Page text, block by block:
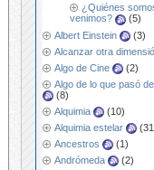
¿Quiénes
venimos?
(5)
Albert Einstein
(3)
Alcanzar otra
Algo de Cine
(2)
Algo de lo que pasó
(8)
Alquimia
(10)
Alquimia estelar
Ancestros
(1)
Andrómeda
(2)